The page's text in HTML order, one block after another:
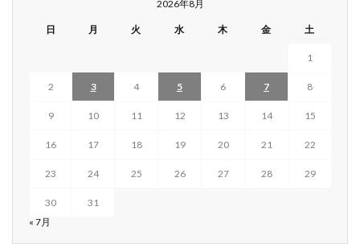
2026年8月
日 月 火 水 木 金 土
1
2 3 4 5 6 7 8
9 10 11 12 13 14 15
16 17 18 19 20 21 22
23 24 25 26 27 28 29
30
31
« 7月